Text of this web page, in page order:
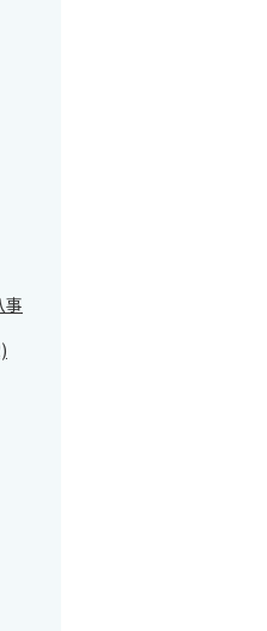
事